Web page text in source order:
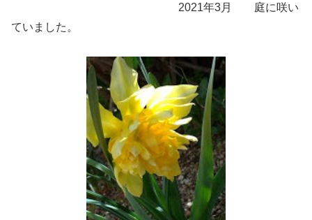
2021年3月 庭に咲い
ていました。